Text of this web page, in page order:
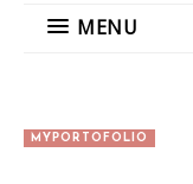
MENU
MYPORTOFOLIO